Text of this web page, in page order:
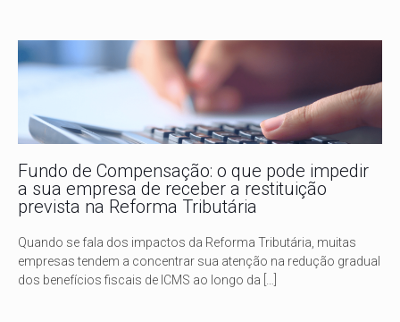
Fundo de Compensação: o que pode impedir
a sua empresa de receber a restituição
prevista na Reforma Tributária
Quando se fala dos impactos da Reforma Tributária, muitas
empresas tendem a concentrar sua atenção na redução gradual
dos benefícios fiscais de ICMS ao longo da […]